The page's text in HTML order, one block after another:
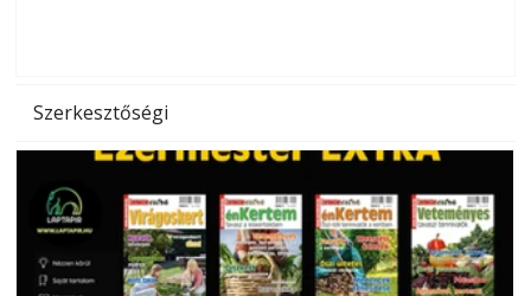
Szerkesztőségi